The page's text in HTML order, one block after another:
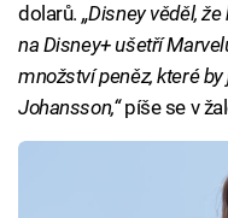
dolarů. „Disney věděl,
na Disney+ ušetří
množství peněz, které
Johansson,“píše se v